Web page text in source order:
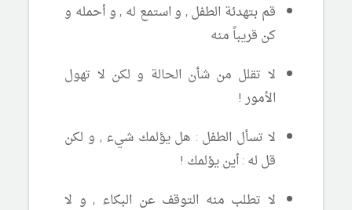
قم بتهدئة الطفل , و استمع له , و أحمله و
كن قريباً منه
لا تقلل من شأن الحالة و لكن لا تهول
الأمور !
لا تسأل الطفل : هل يؤلمك شيء , و لكن
قل له : أين يؤلمك !
لا تطلب منه التوقف عن البكاء , و لا